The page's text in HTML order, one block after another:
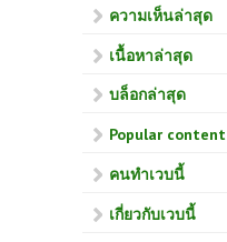
ความเห็นล่าสุด
เนื้อหาล่าสุด
บล็อกล่าสุด
Popular content
คนทำเวบนี้
เกี่ยวกับเวบนี้